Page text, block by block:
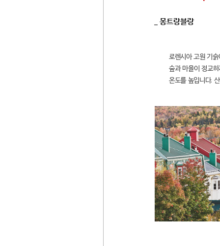
_ 몽트랑블랑
로렌시아 고원 기
숲과 마을이 정교
온도를 높입니다.